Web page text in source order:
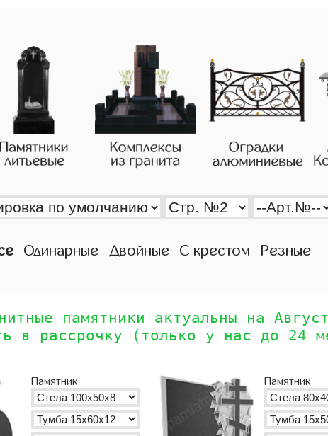
Одинарные Двойные С крестом Резные
памятники актуальны на
в рассрочку (только у нас до 24
Памятник Памятник